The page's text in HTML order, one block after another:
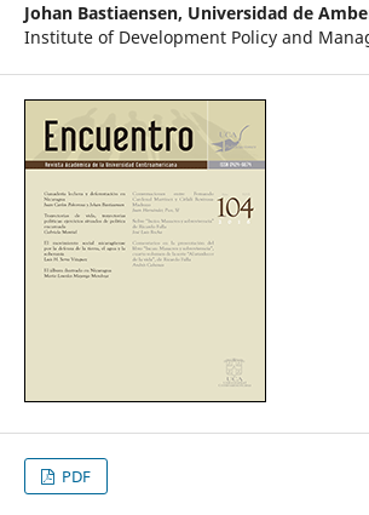
Johan Bastiaensen, Universidad de
Institute of Development Policy and
PDF